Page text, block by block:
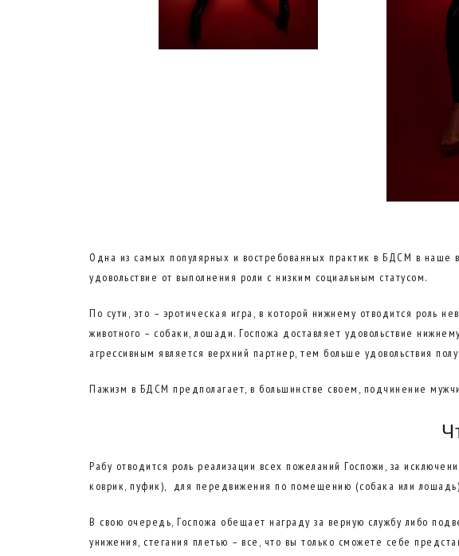
Одна из самых популярных и востребованных практик в БДСМ в наше
удовольствие от выполнения роли с низким социальным статусом.
По сути, это – эротическая игра, в которой нижнему отводится роль
животного – собаки, лошади. Госпожа доставляет удовольствие
агрессивным является верхний партнер, тем больше удовольствия
Пажизм в БДСМ предполагает, в большинстве своем, подчинение
Рабу отводится роль реализации всех пожеланий Госпожи, за
коврик, пуфик), для передвижения по помещению (собака или
В свою очередь, Госпожа обещает награду за верную службу либо
унижения, стегания плетью – все, что вы только сможете себе